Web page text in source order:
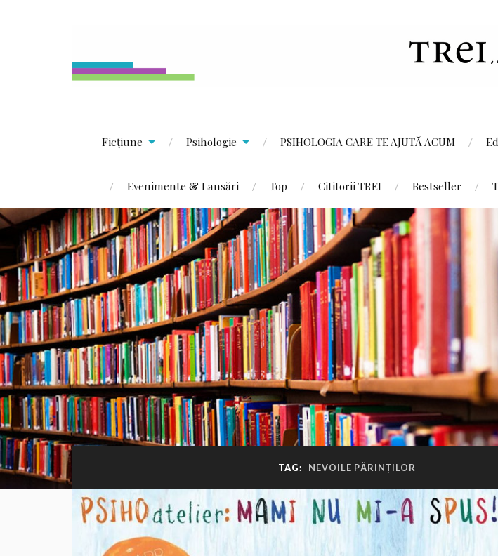
Ficțiune Psihologie PSIHOLOGIA CARE TE AJUTĂ ACUM
Evenimente & Lansări Top Cititorii TREI Bestseller
TAG: NEVOILE PĂRINȚILOR